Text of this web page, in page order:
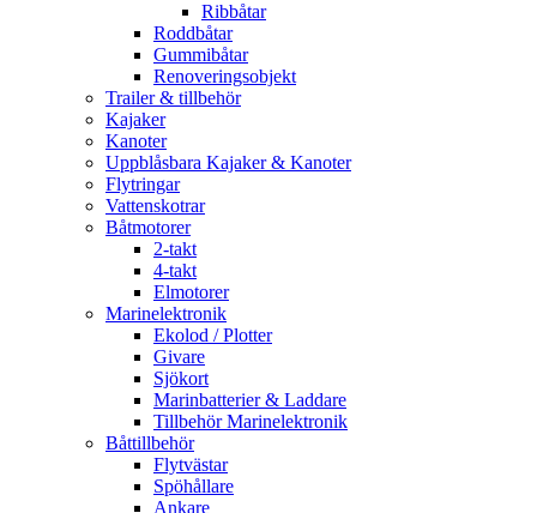
Ribbåtar
Roddbåtar
Gummibåtar
Renoveringsobjekt
Trailer & tillbehör
Kajaker
Kanoter
Uppblåsbara Kajaker & Kanoter
Flytringar
Vattenskotrar
Båtmotorer
2-takt
4-takt
Elmotorer
Marinelektronik
Ekolod / Plotter
Givare
Sjökort
Marinbatterier & Laddare
Tillbehör Marinelektronik
Båttillbehör
Flytvästar
Spöhållare
Ankare